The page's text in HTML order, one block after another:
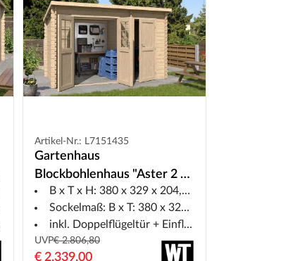
Artikel-Nr.: L7151435
Gartenhaus
Blockbohlenhaus "Aster 2 B"
28 mm Pultdach
Zweiraumhaus
B x T x H: 380 x 329 x 204,5 cm
Sockelmaß: B x T: 380 x 320 cm
inkl. Doppelflügeltür + Einflügeltür
UVP€ 2.806,80
€ 2.339,00